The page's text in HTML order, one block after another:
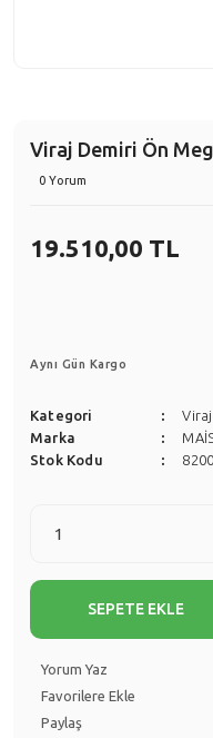
Viraj Demiri Ön
0 Yorum
19.510,00 TL
Aynı Gün Kargo
Kategori
Marka
Stok Kodu
SEPETE EKLE
Yorum Yaz
Paylaş